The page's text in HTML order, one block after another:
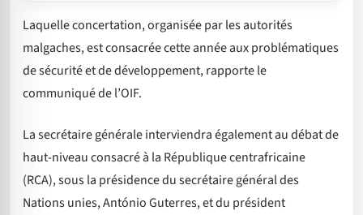
Laquelle concertation, organisée par les autorités
malgaches, est consacrée cette année aux problématiques
de sécurité et de développement, rapporte le
communiqué de l’OIF.
La secrétaire générale interviendra également au débat de
haut-niveau consacré à la République centrafricaine
(RCA), sous la présidence du secrétaire général des
Nations unies, António Guterres, et du président